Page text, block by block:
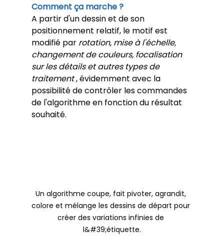
Comment ça marche ?
A partir d'un dessin et de son
positionnement relatif, le motif est
modifié par rotation, mise à l'échelle,
changement de couleurs, focalisation
sur les détails et autres types de
traitement , évidemment avec la
possibilité de contrôler les commandes
de l'algorithme en fonction du résultat
souhaité.
Un algorithme coupe, fait pivoter, agrandit,
colore et mélange les dessins de départ pour
créer des variations infinies de
l&#39;étiquette.